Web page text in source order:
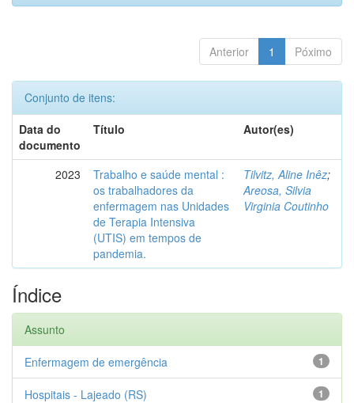
Anterior 1 Póximo
Conjunto de itens:
Data do
documento
Título Autor(es)
2023
Trabalho e saúde mental :
os trabalhadores da
enfermagem nas Unidades
de Terapia Intensiva
(UTIS) em tempos de
pandemia.
Tilvitz, Aline Inêz;
Areosa, Silvia
Virginia Coutinho
Índice
Assunto
1
Enfermagem de emergência
1
Hospitais - Lajeado (RS)